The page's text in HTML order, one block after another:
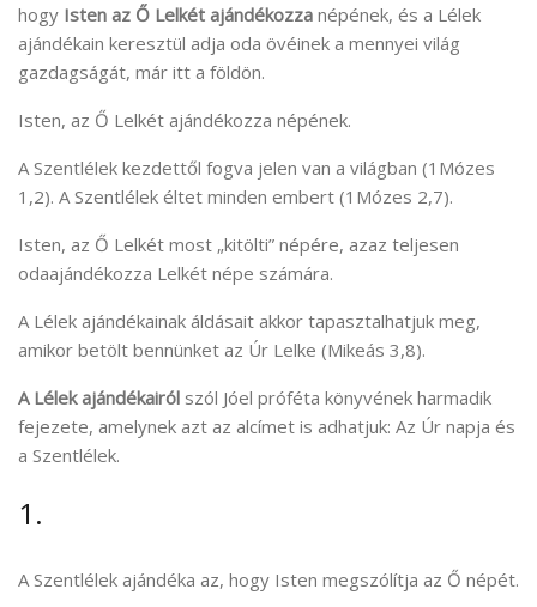
hogy Isten az Ő Lelkét ajándékozza népének, és a Lélek
ajándékain keresztül adja oda övéinek a mennyei világ
gazdagságát, már itt a földön.
Isten, az Ő Lelkét ajándékozza népének.
A Szentlélek kezdettől fogva jelen van a világban (1Mózes
1,2). A Szentlélek éltet minden embert (1Mózes 2,7).
Isten, az Ő Lelkét most „kitölti” népére, azaz teljesen
odaajándékozza Lelkét népe számára.
A Lélek ajándékainak áldásait akkor tapasztalhatjuk meg,
amikor betölt bennünket az Úr Lelke (Mikeás 3,8).
A Lélek ajándékairól szól Jóel próféta könyvének harmadik
fejezete, amelynek azt az alcímet is adhatjuk: Az Úr napja és
a Szentlélek.
1.
A Szentlélek ajándéka az, hogy Isten megszólítja az Ő népét.